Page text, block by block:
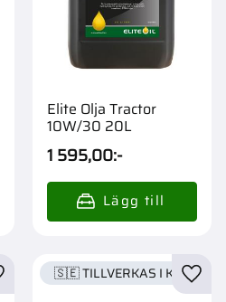
Elite Olja Tractor
10W/30 20L
1 595,00:-
till i favoriter
🇸🇪 TILLVERKAS I